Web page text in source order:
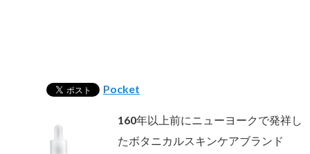
Pocket
160年以上前にニューヨークで発祥し
たボタニカルスキンケアブランド